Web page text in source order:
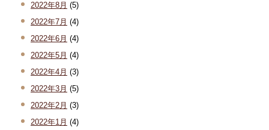
2022年8月 (5)
2022年7月 (4)
2022年6月 (4)
2022年5月 (4)
2022年4月 (3)
2022年3月 (5)
2022年2月 (3)
2022年1月 (4)